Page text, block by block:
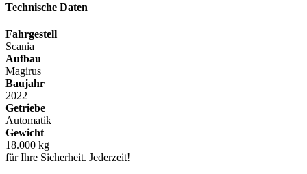
Technische Daten
Fahrgestell
Scania
Aufbau
Magirus
Baujahr
2022
Getriebe
Automatik
Gewicht
18.000 kg
für Ihre Sicherheit. Jederzeit!